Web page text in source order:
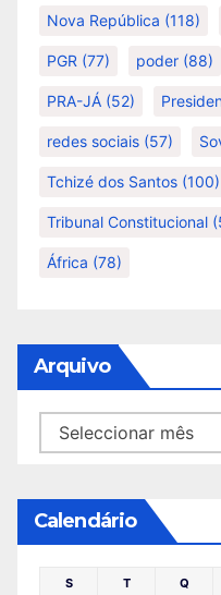
Nova República (118)
PGR (77) poder (88)
PRA-JÁ (52)
redes sociais (57)
Tchizé dos Santos (100)
Tribunal Constitucional
África (78)
Arquivo
Arquivo
Calendário
S T Q